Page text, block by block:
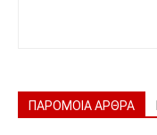
ΠΑΡΟΜΟΙΑ ΑΡΘΡΑ